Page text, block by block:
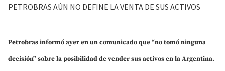
PETROBRAS AÚN NO DEFINE LA VENTA DE SUS ACTIVOS
Petrobras informó ayer en un comunicado que “no tomó ninguna
decisión” sobre la posibilidad de vender sus activos en la Argentina.